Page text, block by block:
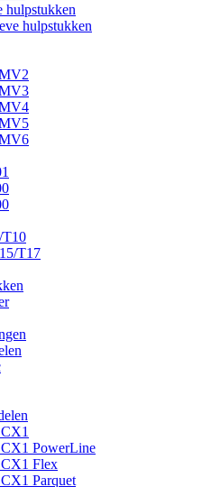
hulpstukken
hulpstukken
T10
T17
PowerLine
Flex
Parquet